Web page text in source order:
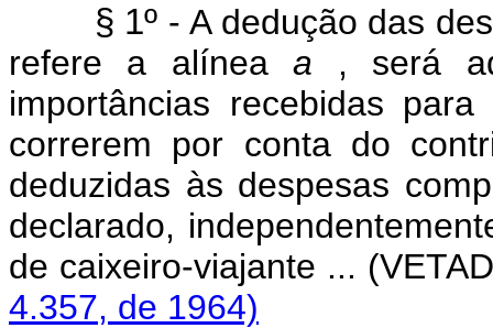
§ 1º - A dedução das
refere a alíneaa , será
importâncias recebidas
correrem por conta do
deduzidas às despesas
declarado,
de caixeiro-viajante ...
4.357, de 1964)